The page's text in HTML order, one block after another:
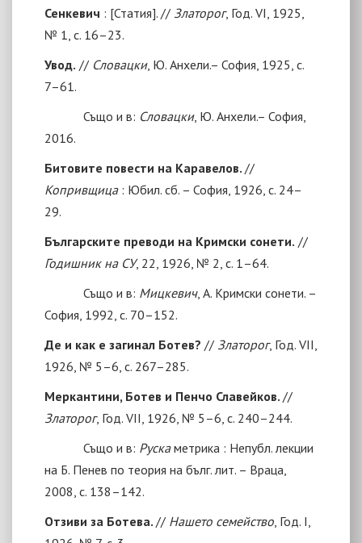
Сенкевич : [Статия]. // Златорог, Год. VI, 1925,
№ 1, с. 16–23.
Увод. // Словацки, Ю. Анхели.– София, 1925, с.
7–61.
Също и в: Словацки, Ю. Анхели.– София,
2016.
Битовите повести на Каравелов. //
Копривщица: Юбил. сб. – София, 1926, с. 24–
29.
Българските преводи на Кримски сонети. //
Годишник на СУ, 22, 1926, № 2, с. 1–64.
Също и в: Мицкевич, А. Кримски сонети. –
София, 1992, с. 70–152.
Де и как е загинал Ботев? // Златорог, Год. VII,
1926, № 5–6, с. 267–285.
Меркантини, Ботев и Пенчо Славейков. //
Златорог, Год. VII, 1926, № 5–6, с. 240–244.
Също и в: Рускаметрика : Непубл. лекции
на Б. Пенев по теория на бълг. лит. – Враца,
2008, с. 138–142.
Отзиви за Ботева. // Нашето семейство , Год. I,